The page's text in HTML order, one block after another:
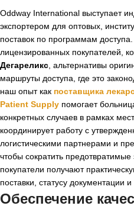
Oddway International выступает
экспортером для оптовых,
поставок по программам
лицензированных покупателей,
Дегареликс , альтернативы
маршруты доступа, где это
наш опыт как поставщика
Patient Supply помогает
конкретных случаев в рамках
координирует работу с
логистическими партнерами и
чтобы сократить предотвратимые
покупатели получают
поставки, статусу документации и
Обеспечение